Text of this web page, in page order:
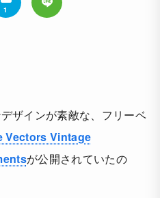
1
ザインが素敵な、フリーベ
Vectors Vintage
が公開されていたの